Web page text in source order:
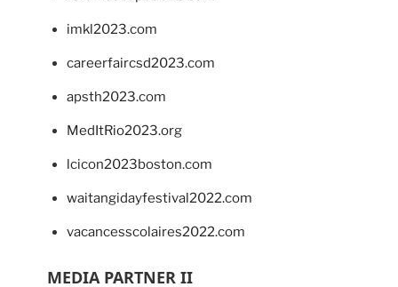
imkl2023.com
careerfaircsd2023.com
apsth2023.com
MedItRio2023.org
lcicon2023boston.com
waitangidayfestival2022.com
vacancesscolaires2022.com
MEDIA PARTNER II